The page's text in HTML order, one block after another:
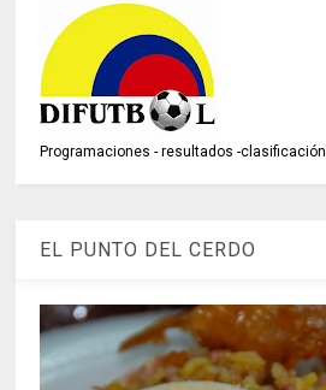
Programaciones - resultados -clasificación
EL PUNTO DEL CERDO